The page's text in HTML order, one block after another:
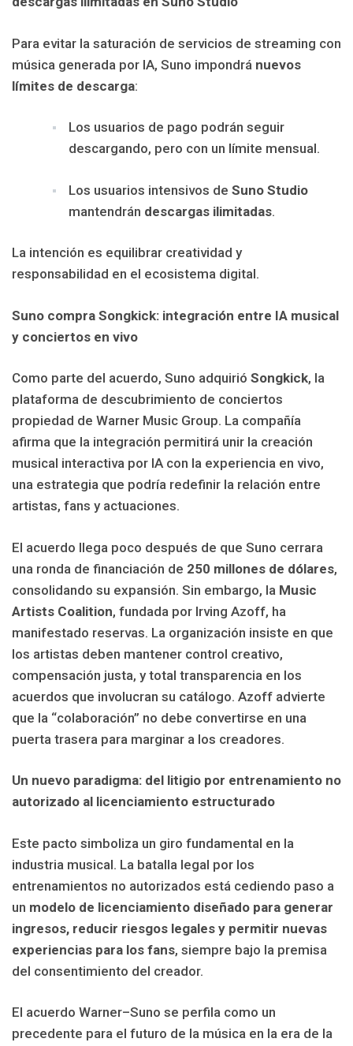
Para evitar la saturación de servicios de streaming con
música generada por IA, Suno impondrá nuevos
límites de descarga:
Los usuarios de pago podrán seguir
descargando, pero con un límite mensual.
Los usuarios intensivos de Suno Studio
mantendrán descargas ilimitadas.
La intención es equilibrar creatividad y
responsabilidad en el ecosistema digital.
Suno compra Songkick: integración entre IA musical
y conciertos en vivo
Como parte del acuerdo, Suno adquirió Songkick, la
plataforma de descubrimiento de conciertos
propiedad de Warner Music Group. La compañía
afirma que la integración permitirá unir la creación
musical interactiva por IA con la experiencia en vivo,
una estrategia que podría redefinir la relación entre
artistas, fans y actuaciones.
El acuerdo llega poco después de que Suno cerrara
una ronda de financiación de 250 millones de dólares,
consolidando su expansión. Sin embargo, la Music
Artists Coalition, fundada por Irving Azoff, ha
manifestado reservas. La organización insiste en que
los artistas deben mantener control creativo,
compensación justa, y total transparencia en los
acuerdos que involucran su catálogo. Azoff advierte
que la “colaboración” no debe convertirse en una
puerta trasera para marginar a los creadores.
Un nuevo paradigma: del litigio por entrenamiento no
autorizado al licenciamiento estructurado
Este pacto simboliza un giro fundamental en la
industria musical. La batalla legal por los
entrenamientos no autorizados está cediendo paso a
un modelo de licenciamiento diseñado para generar
ingresos, reducir riesgos legales y permitir nuevas
experiencias para los fans, siempre bajo la premisa
del consentimiento del creador.
El acuerdo Warner–Suno se perfila como un
precedente para el futuro de la música en la era de la